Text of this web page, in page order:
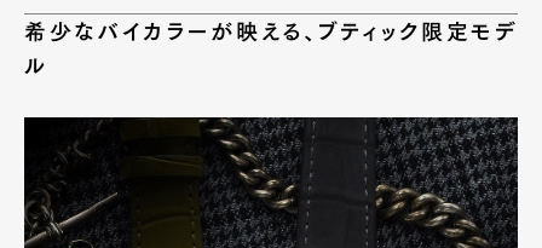
希少なバイカラーが映える、ブティック限定モデ
ル